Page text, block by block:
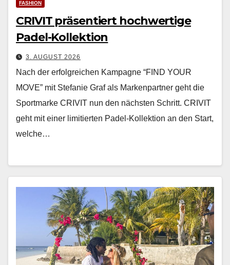
FASHION
CRIVIT präsentiert hochwertige
Padel-Kollektion
3. AUGUST 2026
Nach der erfol­gre­ichen Kam­pagne “FIND YOUR
MOVE” mit Ste­fanie Graf als Marken­part­ner geht die
Sport­marke CRIVIT nun den näch­sten Schritt. CRIVIT
geht mit ein­er lim­i­tierten Padel-Kollek­tion an den Start,
welche…